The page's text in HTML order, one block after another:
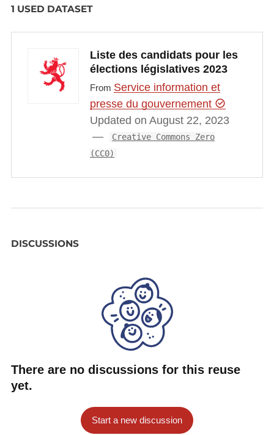
1 USED DATASET
Liste des candidats pour les
élections législatives 2023
From Service information et
presse du gouvernement
Updated on August 22, 2023
Creative Commons Zero
(CC0)
DISCUSSIONS
There are no discussions for this reuse
yet.
Start a new discussion